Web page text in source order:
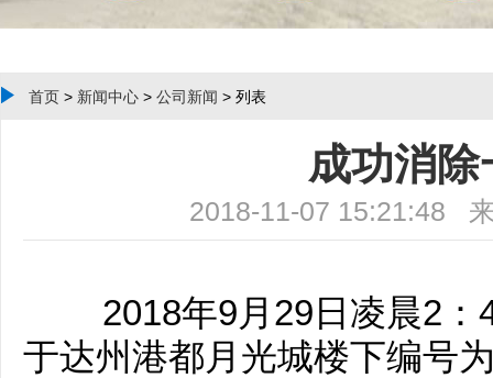
首页 > 新闻中心 > 公司新闻 > 列表
成功消
2018-11-07 15:21:48
2018年9月29日凌晨2：
于达州港都月光城楼下编号